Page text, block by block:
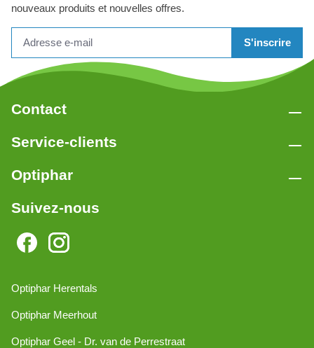
nouveaux produits et nouvelles offres.
S'inscrire
Contact
Service-clients
Optiphar
Suivez-nous
Optiphar Herentals
Optiphar Meerhout
Optiphar Geel - Dr. van de Perrestraat